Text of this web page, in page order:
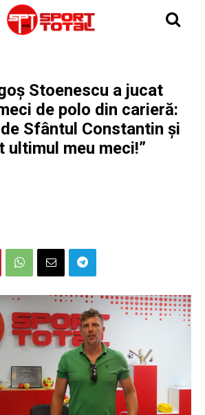
Stoenescu a jucat
de polo din carieră:
Sfântul Constantin și
ultimul meu meci!”